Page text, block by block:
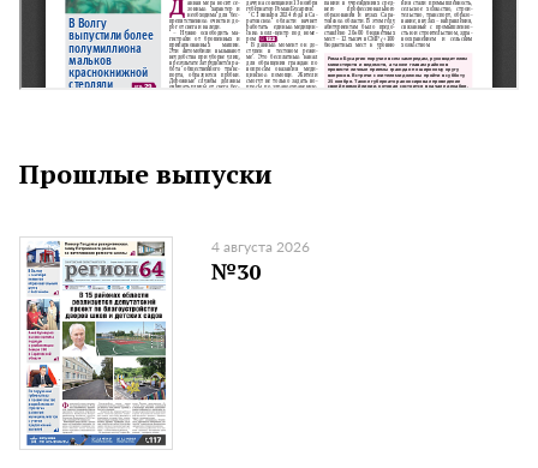
Прошлые выпуски
4 августа 2026
№30